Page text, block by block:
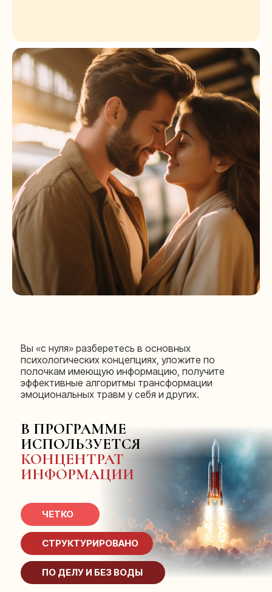
В ПРОГРАММЕ
ИСПОЛЬЗУЕТСЯ
КОНЦЕНТРАТ
ИНФОРМАЦИИ
Вы «с нуля» разберетесь в основных
психологических концепциях, уложите по
полочкам имеющую информацию, получите
эффективные алгоритмы трансформации
эмоциональных травм у себя и других.
ЧЕТКО
СТРУКТУРИРОВАНО
ПО ДЕЛУ И БЕЗ ВОДЫ